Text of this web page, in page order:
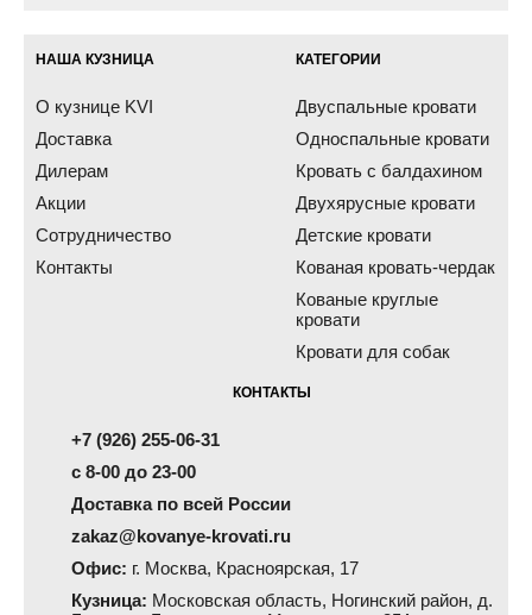
НАША КУЗНИЦА
О кузнице KVI
Доставка
Дилерам
Акции
Сотрудничество
Контакты
КАТЕГОРИИ
Двуспальные кровати
Односпальные кровати
Кровать с балдахином
Двухярусные кровати
Детские кровати
Кованая кровать-чердак
Кованые круглые
кровати
Кровати для собак
КОНТАКТЫ
+7 (926) 255-06-31
с 8-00 до 23-00
Доставка по всей России
zakaz@kovanye-krovati.ru
Офис: г. Москва, Красноярская, 17
Кузница: Московская область, Ногинский район, д.